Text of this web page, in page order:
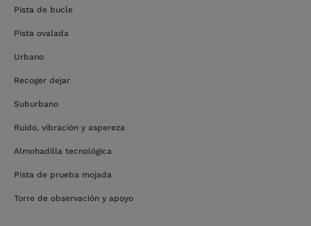
Pista de bucle
Pista ovalada
Urbano
Recoger dejar
Suburbano
Ruido, vibración y aspereza
Almohadilla tecnológica
Pista de prueba mojada
Torre de observación y apoyo